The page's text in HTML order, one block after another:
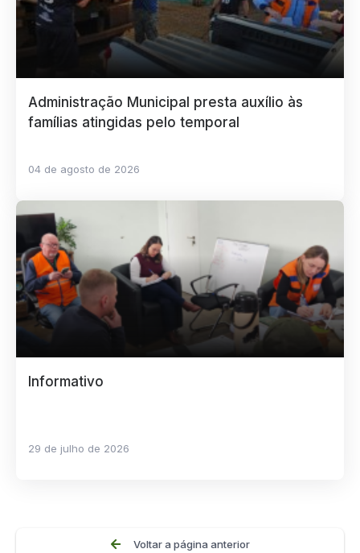
Administração Municipal presta auxílio às
famílias atingidas pelo temporal
04 de agosto de 2026
Informativo
29 de julho de 2026
Voltar a página anterior